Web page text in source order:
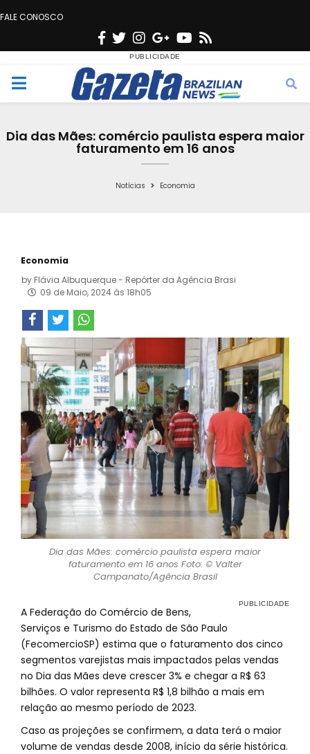
FALE CONOSCO
F
c
e
o
T
w
i
t
e
n
s
t
g
r
a
G
o
o
g
e
Y
u
t
b
s
M
Dia das Mães: comércio paulista espera maior
faturamento em 16 anos
Notícias Economia
Economia
by Flávia Albuquerque - Repórter da Agência Brasi
09 de Maio, 2024 às 18h05
Dia das Mães: comércio paulista espera maior
faturamento em 16 anos Foto: © Valter
Campanato/Agência Brasil
A Federação do Comércio de Bens,
Serviços e Turismo do Estado de São Paulo
(FecomercioSP) estima que o faturamento dos cinco
segmentos varejistas mais impactados pelas vendas
no Dia das Mães deve crescer 3% e chegar a R$ 63
bilhões. O valor representa R$ 1,8 bilhão a mais em
relação ao mesmo período de 2023.
Caso as projeções se confirmem, a data terá o maior
volume de vendas desde 2008, início da série histórica.